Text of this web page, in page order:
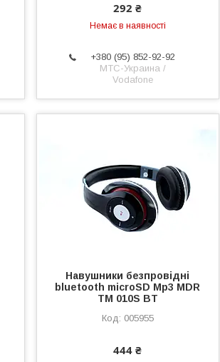
292 ₴
Немає в наявності
+380 (95) 852-92-92
МТС-Украина /
Vodafone
Навушники безпровідні
bluetooth microSD Mp3 MDR
TM 010S BT
005955
444 ₴